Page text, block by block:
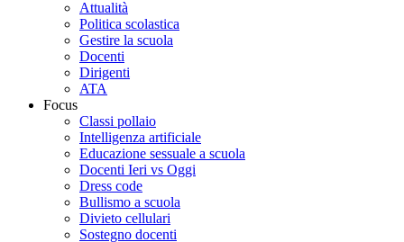
Attualità
Politica scolastica
Gestire la scuola
Docenti
Dirigenti
ATA
Focus
Classi pollaio
Intelligenza artificiale
Educazione sessuale a scuola
Docenti Ieri vs Oggi
Dress code
Bullismo a scuola
Divieto cellulari
Sostegno docenti